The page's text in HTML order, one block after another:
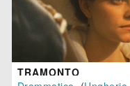
TRAMONTO